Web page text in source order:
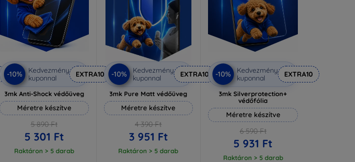
-10%
Kedvezmény
kuponnal
EXTRA10
3mk Anti-Shock védőüveg
Méretre készítve
5 890 Ft
5 301 Ft
Raktáron > 5 darab
-10%
Kedvezmény
kuponnal
EXTRA10
3mk Pure Matt védőüveg
Méretre készítve
4 390 Ft
3 951 Ft
Raktáron > 5 darab
-10%
Kedvezmény
kuponnal
EXTRA10
3mk Silverprotection+
védőfólia
Méretre készítve
6 590 Ft
5 931 Ft
Raktáron > 5 darab